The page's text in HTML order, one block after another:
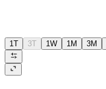
1T 3T 1W 1M 3M